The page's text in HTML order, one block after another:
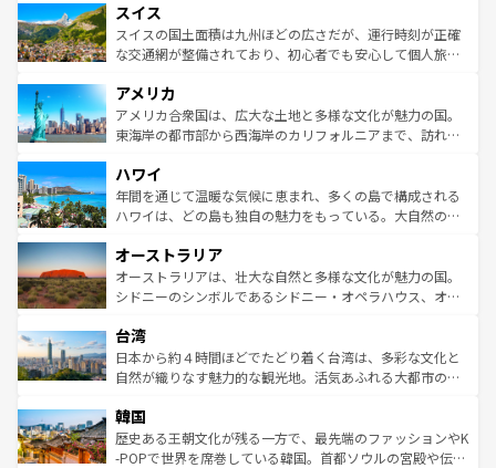
れる地方に足を運ぶとそれぞれで全く異なる文化を体験で
きるだろう。 なお、新着のフランス情報はコンテンツ一覧
を参照してほしい。
は、お酒好きな人にはぜひ体験してほしい。 なお、新着の
ドイツ情報はコンテンツ一覧を参照してほしい。
リアごとに異なる魅力がある。また、優雅なアフタヌーン
ティー、ビール好きにはたまらない英国パブ、サッカー観
戦など、本場だからこそできる体験も豊富。イギリスを旅
ンツ一覧を参照してほしい。
スイス
スイスの国土面積は九州ほどの広さだが、運行時刻が正確
な交通網が整備されており、初心者でも安心して個人旅行
の建物がそのまま残る町や、スイスならではのユニークな
博物館もあり、アルプス観光だけでなく町歩きも満喫する
ことができる。国民の所得が高いため物価も高いが、旅行
ば市内交通費無料で観光を楽しむこともできる。 なお、新
着のスイス情報はコンテンツ一覧 を参照してほしい。
アメリカ
アメリカ合衆国は、広大な土地と多様な文化が魅力の国。
東海岸の都市部から西海岸のカリフォルニアまで、訪れる
のような巨大都市は、観光、ショッピング、エンターテイ
ンメントが詰まった刺激的なスポットだ。一方、アメリカ
西部には大自然が広がり、グランドキャニオンやイエロー
部のニューオーリンズでは、音楽と美食が融合した独特の
文化が魅力。旅行者はアメリカの各地域で異なる魅力を楽
しみながら、その多様性と豊かな歴史を感じることができ
ならではの贅沢な旅のスタイルだ。 なお、新着のアメリカ
情報はコンテンツ一覧を参照してほしい。
ハワイ
年間を通じて温暖な気候に恵まれ、多くの島で構成される
ハワイは、どの島も独自の魅力をもっている。大自然の神
ワイ島は見逃せない。また、定番の観光地といえばオアフ
島だが、静かな自然を求めるならマウイ島やカウアイ島が
おすすめ。エメラルドグリーンに輝く海をはじめ、豊かな
れるおもてなしの心で訪れる人々を迎えてくれるハワイの
人々、おいしいローカルフードやハワイアンミュージッ
ク、伝統的なフラダンスなど、すべてがハワイの魅力を彩
ワイを、存分に味わってほしい。 なお、新着のハワイ情報
はコンテンツ一覧を参照してほしい。
オーストラリア
オーストラリアは、壮大な自然と多様な文化が魅力の国。
シドニーのシンボルであるシドニー・オペラハウス、オー
リアリーフや大陸中央部にそびえるウルル（エアーズロッ
ク）、タスマニアの美しい原生林やケアンズの熱帯雨林な
ど、見どころがたくさん。また、カフェやワイン、オージ
いる。アクティビティも充実しており、サーフィンやダイ
ビング、ハイキングなど、アウトドア好きにはたまらな
い。オーストラリアの多彩な魅力を存分に味わいつくそ
台湾
日本から約４時間ほどでたどり着く台湾は、多彩な文化と
自然が織りなす魅力的な観光地。活気あふれる大都市の台
ン）、静ひつな山岳地帯である台湾東部など、都市の喧騒
と山間の静けさが共存しており、訪れる人に新しい発見と
驚きをもたらしてくれる。また、奥深い台湾の食文化も魅
韓国
歴史ある王朝文化が残る一方で、最先端のファッションやK
-POPで世界を席巻している韓国。首都ソウルの宮殿や伝統